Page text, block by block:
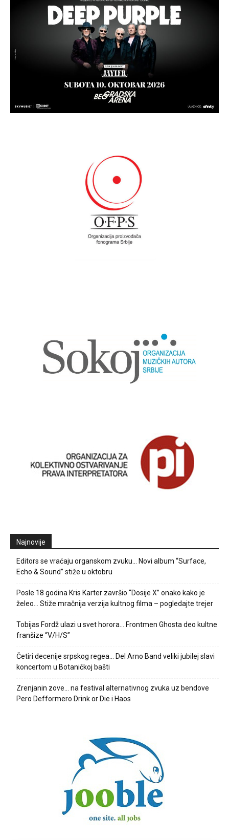
Najnovije
Editors se vraćaju organskom zvuku… Novi album “Surface,
Echo & Sound” stiže u oktobru
Posle 18 godina Kris Karter završio “Dosije X” onako kako je
želeo… Stiže mračnija verzija kultnog filma – pogledajte trejer
Tobijas Fordž ulazi u svet horora… Frontmen Ghosta deo kultne
franšize “V/H/S”
Četiri decenije srpskog regea… Del Arno Band veliki jubilej slavi
koncertom u Botaničkoj bašti
Zrenjanin zove… na festival alternativnog zvuka uz bendove
Pero Defformero Drink or Die i Haos